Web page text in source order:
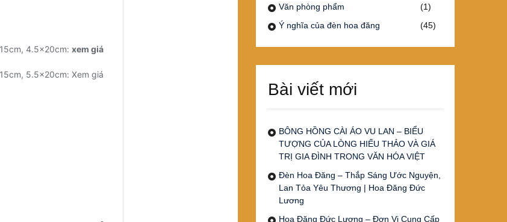
Văn phòng phẩm
(1)
Ý nghĩa của đèn hoa đăng
(45)
Bài viết mới
BÔNG HỒNG CÀI ÁO VU LAN – BIỂU
TƯỢNG CỦA LÒNG HIẾU THẢO VÀ GIÁ
TRỊ GIA ĐÌNH TRONG VĂN HÓA VIỆT
Đèn Hoa Đăng – Thắp Sáng Ước Nguyện,
Lan Tỏa Yêu Thương | Hoa Đăng Đức
Lương
Hoa Đăng Đức Lương – Đơn Vị Cung Cấp